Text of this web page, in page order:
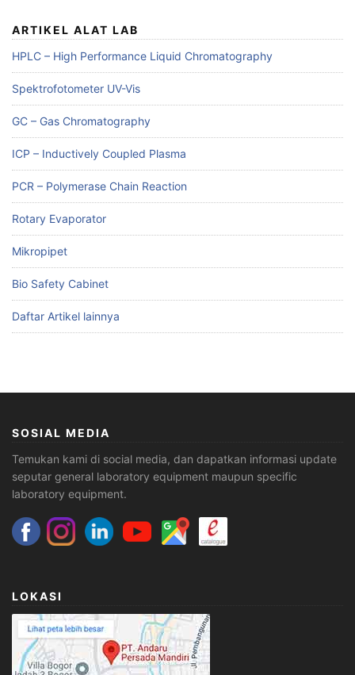
ARTIKEL ALAT LAB
HPLC – High Performance Liquid Chromatography
Spektrofotometer UV-Vis
GC – Gas Chromatography
ICP – Inductively Coupled Plasma
PCR – Polymerase Chain Reaction
Rotary Evaporator
Mikropipet
Bio Safety Cabinet
Daftar Artikel lainnya
SOSIAL MEDIA
Temukan kami di social media, dan dapatkan informasi update
seputar general laboratory equipment maupun specific
laboratory equipment.
LOKASI